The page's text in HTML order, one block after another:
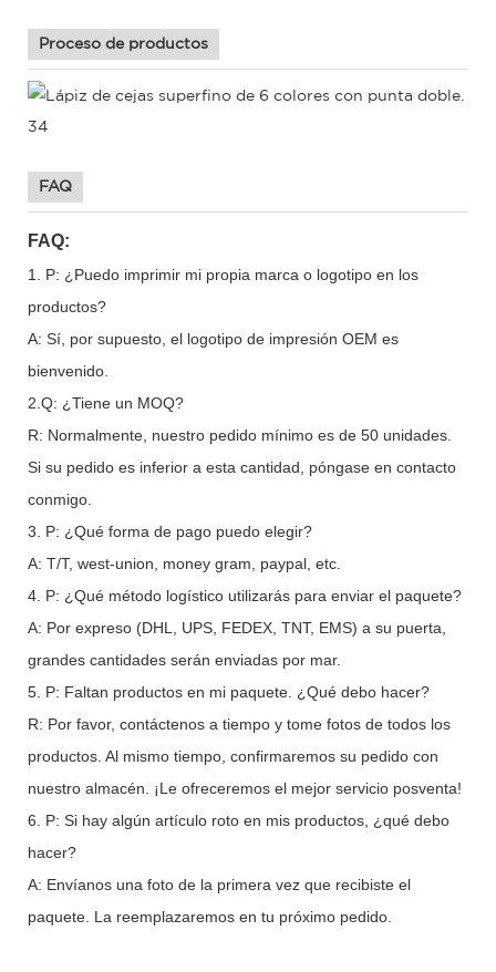
Proceso de productos
FAQ
FAQ:
1. P: ¿Puedo imprimir mi propia marca o logotipo en los
productos?
A: Sí, por supuesto, el logotipo de impresión OEM es
bienvenido.
2.Q: ¿Tiene un MOQ?
R: Normalmente, nuestro pedido mínimo es de 50 unidades.
Si su pedido es inferior a esta cantidad, póngase en contacto
conmigo.
3. P: ¿Qué forma de pago puedo elegir?
A: T/T, west-union, money gram, paypal, etc.
4. P: ¿Qué método logístico utilizarás para enviar el paquete?
A: Por expreso (DHL, UPS, FEDEX, TNT, EMS) a su puerta,
grandes cantidades serán enviadas por mar.
5. P: Faltan productos en mi paquete. ¿Qué debo hacer?
R: Por favor, contáctenos a tiempo y tome fotos de todos los
productos. Al mismo tiempo, confirmaremos su pedido con
nuestro almacén. ¡Le ofreceremos el mejor servicio posventa!
6. P: Si hay algún artículo roto en mis productos, ¿qué debo
hacer?
A: Envíanos una foto de la primera vez que recibiste el
paquete. La reemplazaremos en tu próximo pedido.